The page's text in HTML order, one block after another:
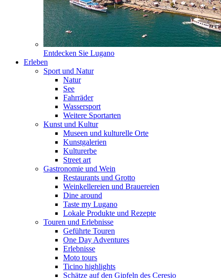
Entdecken Sie Lugano
Erleben
Sport und Natur
Natur
See
Fahrräder
Wassersport
Weitere Sportarten
Kunst und Kultur
Museen und kulturelle Orte
Kunstgalerien
Kulturerbe
Street art
Gastronomie und Wein
Restaurants und Grotto
Weinkellereien und Brauereien
Dine around
Taste my Lugano
Lokale Produkte und Rezepte
Touren und Erlebnisse
Geführte Touren
One Day Adventures
Erlebnisse
Moto tours
Ticino highlights
Schätze auf den Gipfeln des Ceresio